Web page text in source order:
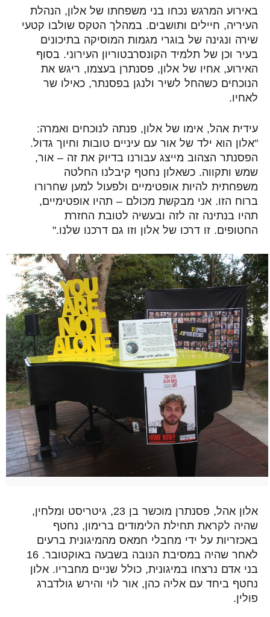
באירוע המרגש נכחו בני משפחתו של אלון, הנהלת
העיריה, חיילים ותושבים. במהלך הטקס שולבו קטעי
שירה ונגינה של בוגרי מגמות המוסיקה בתיכונים
בעיר וכן של תלמיד הקונסרבטוריון העירוני. בסוף
האירוע, אחיו של אלון, פסנתרן בעצמו, ריגש את
הנוכחים כשהחל לשיר ולנגן בפסנתר, כאילו שר
לאחיו.
עידית אהל, אימו של אלון, פנתה לנוכחים ואמרה:
"אלון הוא ילד של אור עם עיניים טובות וחיוך גדול.
הפסנתר הצהוב מייצג עבורנו בדיוק את זה – אור,
שמש ותקווה. כשאלון נחטף קיבלנו החלטה
משפחתית להיות אופטימיים ולפעול למען שחרורו
ברוח הזו. אני מבקשת מכולם – תהיו אופטימיים,
תהיו בנתינה זה לזה ובעשיה לטובת החזרת
החטופים. זו דרכו של אלון וזו גם דרכנו שלנו."
אלון אהל, פסנתרן מוכשר בן 23, גיטריסט ומלחין,
שהיה לקראת תחילת הלימודים ברימון, נחטף
באכזריות על ידי מחבלי חמאס מהמיגונית ברעים
לאחר שהיה במסיבת הנובה בשבעה באוקטובר. 16
בני אדם נרצחו במיגונית, כולל שניים מחבריו. אלון
נחטף ביחד עם אליה כהן, אור לוי והירש גולדברג
פולין.